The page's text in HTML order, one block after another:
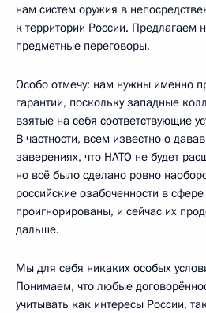
нам систем оружия в
к территории России. Предлагаем
предметные переговоры.
Особо отмечу: нам нужны именно
гарантии, поскольку западные
взятые на себя соответствующие
В частности, всем известно о
заверениях, что НАТО не будет
но всё было сделано ровно
российские озабоченности в
проигнорированы, и сейчас их
дальше.
Мы для себя никаких особых
Понимаем, что любые
учитывать как интересы России,